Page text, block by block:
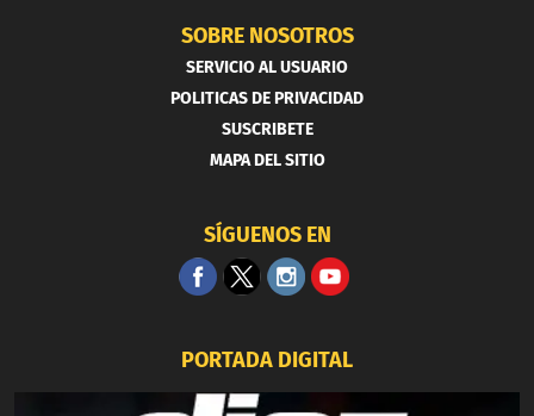
SOBRE NOSOTROS
SERVICIO AL USUARIO
POLITICAS DE PRIVACIDAD
SUSCRIBETE
MAPA DEL SITIO
SÍGUENOS EN
PORTADA DIGITAL